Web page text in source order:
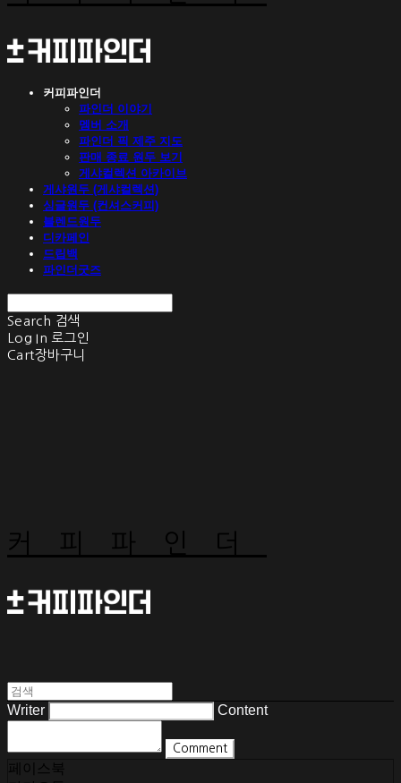
커피파인더
파인더 이야기
멤버 소개
파인더 픽 제주 지도
판매 종료 원두 보기
게샤컬렉션 아카이브
게샤원두 (게샤컬렉션)
싱글원두 (컨셔스커피)
블렌드원두
디카페인
드립백
파인더굿즈
Search 검색
Log In 로그인
Cart장바구니
커피파인더
Writer Content
Comment
페이스북